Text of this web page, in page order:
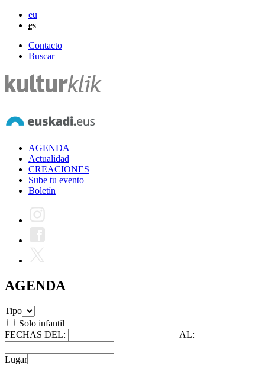
eu
es
Contacto
Buscar
AGENDA
Actualidad
CREACIONES
Sube tu evento
Boletín
AGENDA
Tipo
Solo infantil
FECHAS DEL: AL:
Lugar